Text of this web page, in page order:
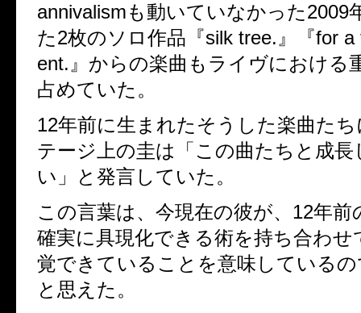
annivalismも動いていなかった2009
た2枚のソロ作品『silk tree. 』『for a
ent. 』からの楽曲もライヴにおける
占めていた。
12年前に生まれたそうした楽曲た
テージ上の圭は「この曲たちと成
い」と発言していた。
この言葉は、今現在の彼が、 12年前
確実に具現化できる術を持ち合わせ
覚できていることを意味している
と思えた。